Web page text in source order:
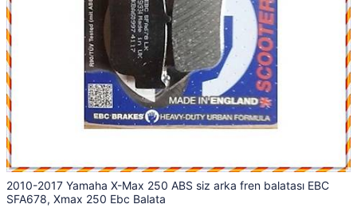
2010-2017 Yamaha X-Max 250 ABS siz arka fren balatası EBC
SFA678, Xmax 250 Ebc Balata